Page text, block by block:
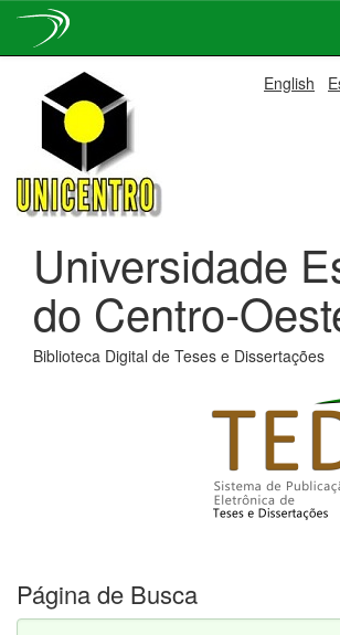
navigation
English
Universidade
do Centro-
Biblioteca Digital de Teses e Dissertações
Página de Busca